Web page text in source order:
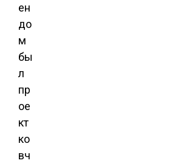
ен
до
м
бы
л
пр
ое
кт
ко
вч